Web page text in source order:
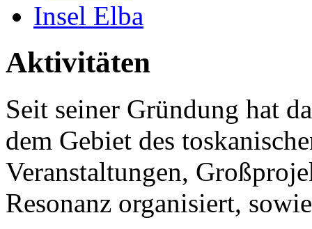
Insel Elba
Aktivitäten
Seit seiner Gründung hat
dem Gebiet des
Veranstaltungen,
Resonanz organisiert,